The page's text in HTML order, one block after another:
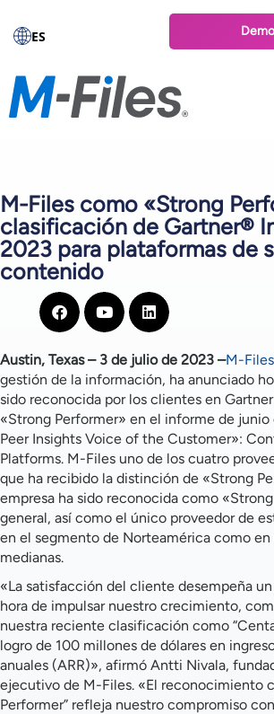
ES
M-Files como «Strong
clasificación de Gartner®
2023 para plataformas de
contenido
Austin, Texas – 3 de julio de 2023 –M-
gestión de la información, ha anunciado
sido reconocida por los clientes en
«Strong Performer» en el informe de
Peer Insights Voice of the Customer»:
Platforms. M-Files uno de los cuatro
que ha recibido la distinción de «Strong
empresa ha sido reconocida como
general, así como el único proveedor de
en el segmento de Norteamérica como en
medianas.
«La satisfacción del cliente desempeña
hora de impulsar nuestro crecimiento,
nuestra reciente clasificación como
logro de 100 millones de dólares en
anuales (ARR)», afirmó Antti Nivala,
ejecutivo de M-Files. «El reconocimiento
Performer” refleja nuestro compromiso